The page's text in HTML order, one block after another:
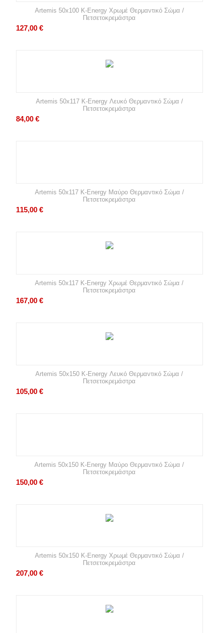
Artemis 50x100 K-Energy Χρωμέ Θερμαντικό Σώμα /
Πετσετοκρεμάστρα
127,00 €
Artemis 50x117 K-Energy Λευκό Θερμαντικό Σώμα /
Πετσετοκρεμάστρα
84,00 €
Artemis 50x117 K-Energy Μαύρο Θερμαντικό Σώμα /
Πετσετοκρεμάστρα
115,00 €
Artemis 50x117 K-Energy Χρωμέ Θερμαντικό Σώμα /
Πετσετοκρεμάστρα
167,00 €
Artemis 50x150 K-Energy Λευκό Θερμαντικό Σώμα /
Πετσετοκρεμάστρα
105,00 €
Artemis 50x150 K-Energy Μαύρο Θερμαντικό Σώμα /
Πετσετοκρεμάστρα
150,00 €
Artemis 50x150 K-Energy Χρωμέ Θερμαντικό Σώμα /
Πετσετοκρεμάστρα
207,00 €